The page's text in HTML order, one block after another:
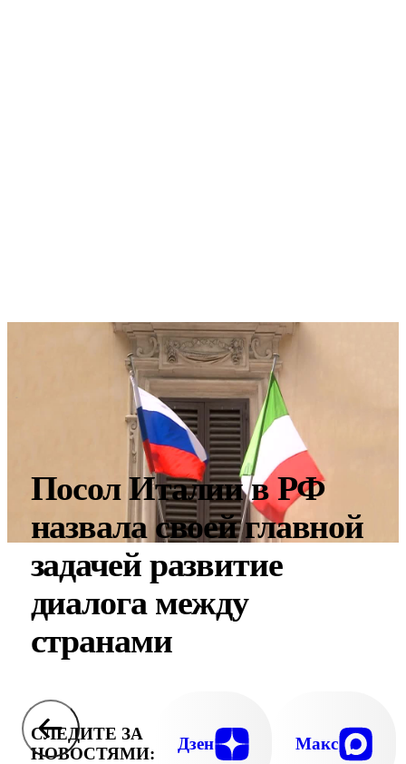
Посол Италии в РФ
назвала своей главной
задачей развитие
диалога между
странами
СЛЕДИТЕ ЗА
НОВОСТЯМИ:
Дзен Макс